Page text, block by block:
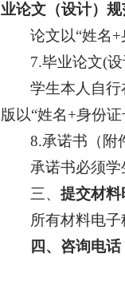
业论文（设计）
论文以“姓名
7.毕业论文(
学生本人自行
版以“姓名+身份
8.承诺书（附
承诺书必须
三、提交材料
所有材料电子
四 、咨询电话